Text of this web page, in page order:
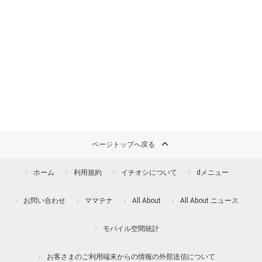
ページトップへ戻る
ホーム 利用規約 イチオシについて dメニュー
お問い合わせ ママテナ All About All About ニュース
モバイル空間統計
お客さまのご利用端末からの情報の外部送信について